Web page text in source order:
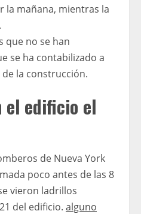
la mañana, mientras la
que no se han
se ha contabilizado a
la construcción.
el edificio el
de Nueva York
poco antes de las 8
vieron ladrillos
del edificio. alguno